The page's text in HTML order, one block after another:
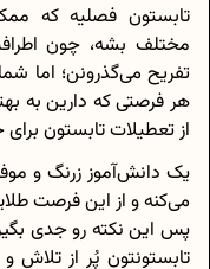
تابستون فصلیه که
مختلف بشه، چون
تفریح می‌گذرونن؛ اما
هر فرصتی که دارین به
از تعطیلات تابستون
یک دانش‌آموز زرنگ و
می‌کنه و از این فرصت
پس این نکته رو جدی
تابستونتون پُر از تلاش